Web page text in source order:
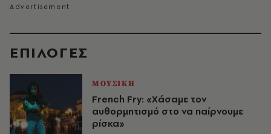
EΠΙΛΟΓΈΣ
ΜΟΥΣΙΚΗ
French Fry: «Χάσαμε τον
αυθορμητισμό στο να παίρνουμε
ρίσκα»